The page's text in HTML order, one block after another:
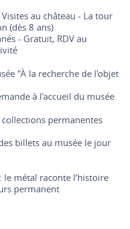
au château - La tour
(dès 8 ans)
- Gratuit, RDV au
"À la recherche de l'objet
à l'accueil du musée
permanentes
billetsau musée le jour
métal raconte l’histoire
permanent